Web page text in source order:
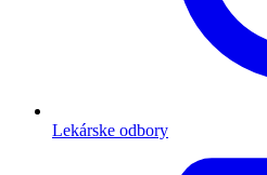
Lekárske odbory